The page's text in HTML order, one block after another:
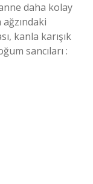
daha kolay
kanla karışık
sancıları :